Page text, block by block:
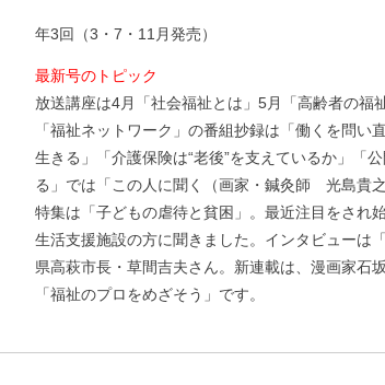
年3回（3・7・11月発売）
最新号のトピック
放送講座は4月「社会福祉とは」5月「高齢者の福
「福祉ネットワーク」の番組抄録は「働くを問
生きる」「介護保険は“老後”を支えているか」「
る」では「この人に聞く（画家・鍼灸師 光島貴之
特集は「子どもの虐待と貧困」。最近注目をされ
生活支援施設の方に聞きました。インタビューは
県高萩市長・草間吉夫さん。新連載は、漫画家石
「福祉のプロをめざそう」です。